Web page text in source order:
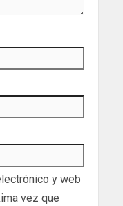
y web
vez que